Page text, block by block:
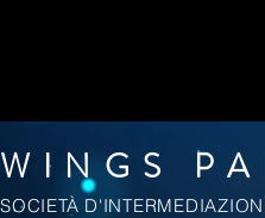
WINGS
SOCIETÀ